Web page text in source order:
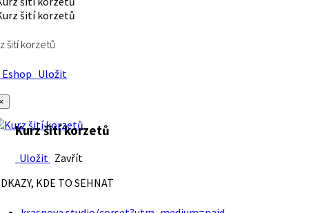
šití korzetů
Uložit
Kurz šití korzetů
Uložit Zavřít
KDE TO SEHNAT